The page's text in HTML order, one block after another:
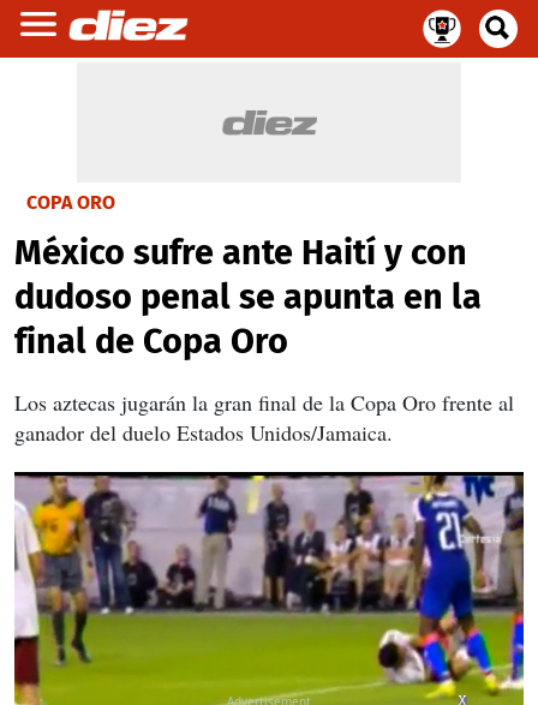
COPA ORO
México sufre ante Haití y con
dudoso penal se apunta en la
final de Copa Oro
Los aztecas jugarán la gran final de la Copa Oro frente al
ganador del duelo Estados Unidos/Jamaica.
X
X
X
X